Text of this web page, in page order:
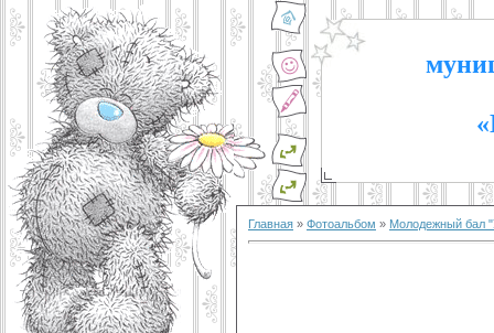
Главная » Фотоальбом » Молодежный бал